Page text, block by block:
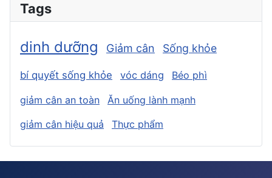
Tags
dinh dưỡng Giảm cân Sống khỏe
bí quyết sống khỏe vóc dáng Béo phì
giảm cân an toàn
Ăn uống lành mạnh
giảm cân hiệu quả
Thực phẩm